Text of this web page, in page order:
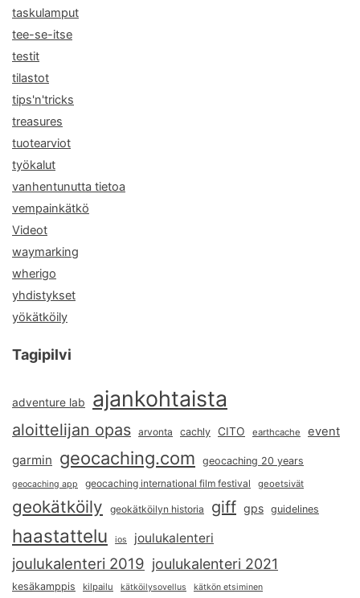
taskulamput
tee-se-itse
testit
tilastot
tips'n'tricks
treasures
tuotearviot
työkalut
vanhentunutta tietoa
vempainkätkö
Videot
waymarking
wherigo
yhdistykset
yökätköily
Tagipilvi
adventure lab ajankohtaista
aloittelijan opas arvonta cachly CITO earthcache event
garmin geocaching.com geocaching 20 years
geocaching app geocaching international film festival geoetsivät
geokätköily geokätköilyn historia giff gps guidelines
haastattelu ios joulukalenteri
joulukalenteri 2019 joulukalenteri 2021
kesäkamppis kilpailu kätköilysovellus kätkön etsiminen